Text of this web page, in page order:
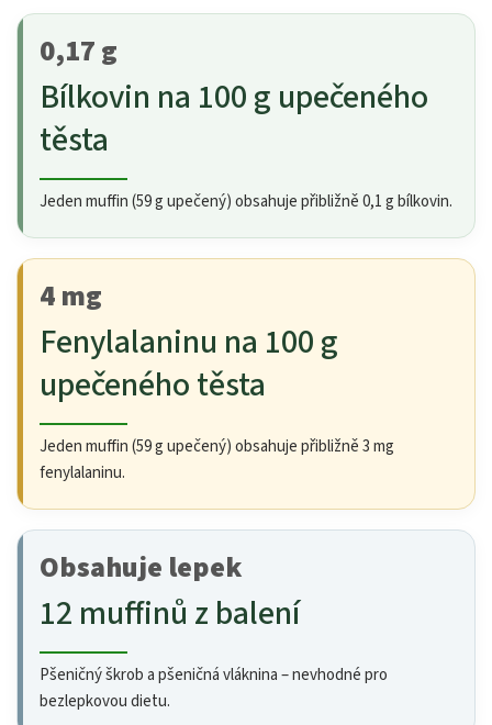
0,17 g
Bílkovin na 100 g upečeného
těsta
Jeden muffin (59 g upečený) obsahuje přibližně 0,1 g bílkovin.
4 mg
Fenylalaninu na 100 g
upečeného těsta
Jeden muffin (59 g upečený) obsahuje přibližně 3 mg
fenylalaninu.
Obsahuje lepek
12 muffinů z balení
Pšeničný škrob a pšeničná vláknina – nevhodné pro
bezlepkovou dietu.